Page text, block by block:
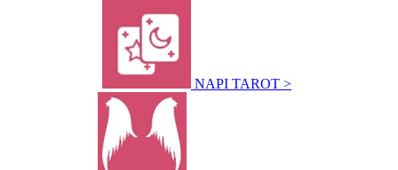
NAPI TAROT >